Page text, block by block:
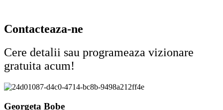
Contacteaza-ne
Cere detalii sau programeaza vizionare
gratuita acum!
Georgeta Bobe